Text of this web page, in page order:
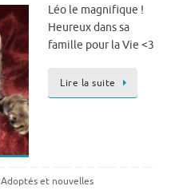
Léo le magnifique !
Heureux dans sa
famille pour la Vie <3
Lire la suite
Adoptés et nouvelles